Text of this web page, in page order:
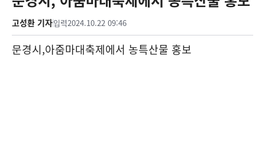
고성환 기자입력2024.10.22 09:46
문경시,아줌마대축제에서 농특산물 홍보